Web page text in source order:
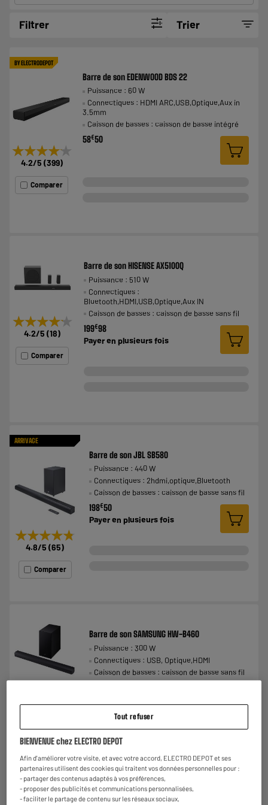
Filtrer Trier
BY ELECTRODEPOT
★★★★★
★★★★★
4.2/5 (399)
Comparer
Barre de son EDENWOOD BDS 22
Puissance : 60 W
Connectiques : HDMI ARC,USB,Optique,Aux in
3.5mm
Caisson de basses : caisson de basse intégré
58€50
★★★★★
★★★★★
4.2/5 (18)
Comparer
Barre de son HISENSE AX5100Q
Puissance : 510 W
Connectiques :
Bluetooth,HDMI,USB,Optique,Aux IN
Caisson de basses : caisson de basse sans fil
199€98
Payer enplusieurs fois
ARRIVAGE
★★★★★
★★★★★
4.8/5 (65)
Comparer
Barre de son JBL SB580
Puissance : 440 W
Connectiques : 2hdmi,optique,Bluetooth
Caisson de basses : caisson de basse sans fil
198€50
Payer en plusieurs fois
4.6/5(42)
Comparer
Barre de son SAMSUNG HW-B460
Puissance : 300 W
Connectiques : USB, Optique,HDMI
Caisson de basses : caisson de basse sans fil
BY ELECTRODEPOT
Tout refuser
BIENVENUE chez ELECTRO DEPOT
Afin d'améliorer votre visite, et avec votre accord, ELECTRO DEPOT et ses
partenaires utilisent des cookies qui traitent vos données personnelles pour :
- partager des contenus adaptés à vos préférences,
- proposer des publicités et communications personnalisées,
- faciliter le partage de contenu sur les réseaux sociaux,